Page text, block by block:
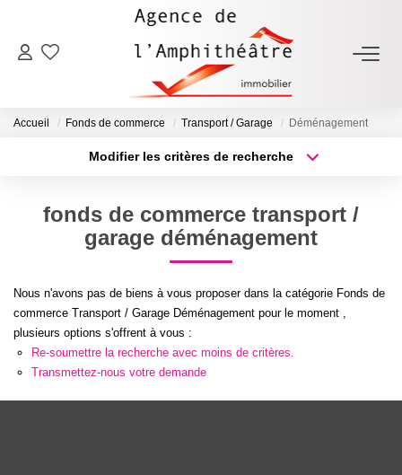
ACHETER
FAIRE GÉRER
NOTRE AGENCE
Qui Sommes-Nous
Notre Équipe
Accueil Fonds de commerce Transport / Garage Déménagement
Modifier les critères de recherche
Type de bien
Surface min
Créer une alerte
fonds de commerce transport /
garage déménagement
Nous n'avons pas de biens à vous proposer dans la catégorie Fonds de
commerce Transport / Garage Déménagement pour le moment ,
plusieurs options s'offrent à vous :
Re-soumettre la recherche avec moins de critères.
Transmettez-nous votre demande